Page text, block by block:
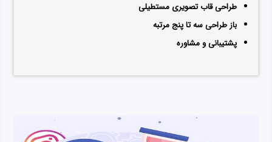
طراحی قاب تصویری مستطیلی
باز طراحی سه تا پنج مرتبه
پشتیبانی و مشاوره